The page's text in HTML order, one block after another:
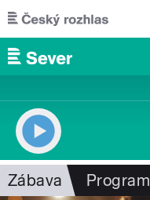
Přejít k hlavnímu obsahu
Zábava Program